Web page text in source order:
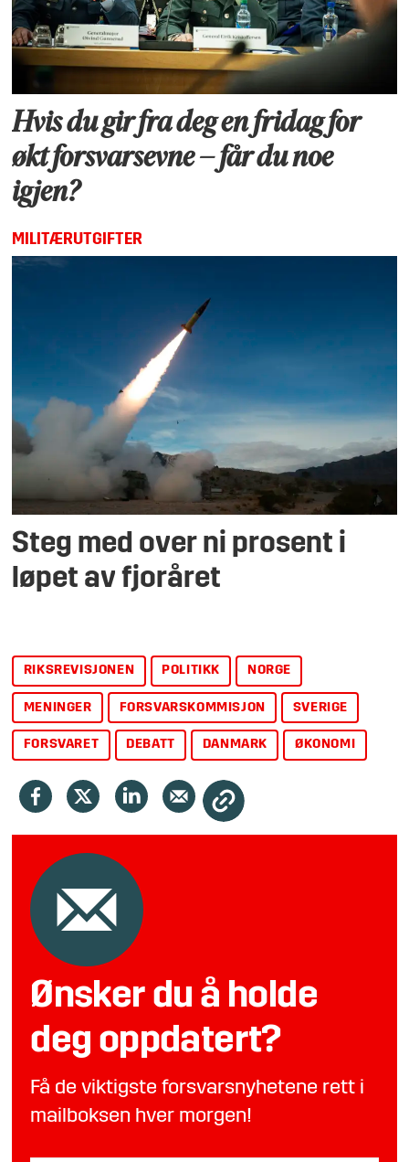
Hvis du gir fra deg en fridag for
økt forsvarsevne – får du noe
igjen?
MILITÆRUTGIFTER
Steg med over ni prosent i
løpet av fjoråret
RIKSREVISJONEN POLITIKK NORGE
MENINGER FORSVARSKOMMISJON SVERIGE
FORSVARET DEBATT DANMARK ØKONOMI
Ønsker du å holde
deg oppdatert?
Få de viktigste forsvarsnyhetene rett i
mailboksen hver morgen!